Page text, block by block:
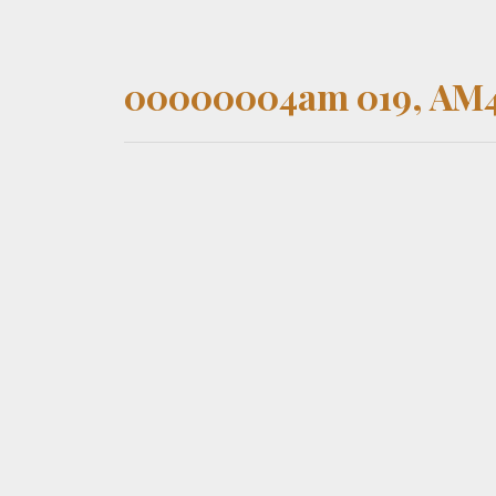
00000004am 019,